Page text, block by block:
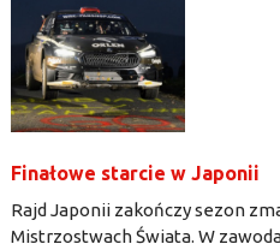
Finałowe starcie w Japonii
Rajd Japonii zakończy sezon
Mistrzostwach Świata. W